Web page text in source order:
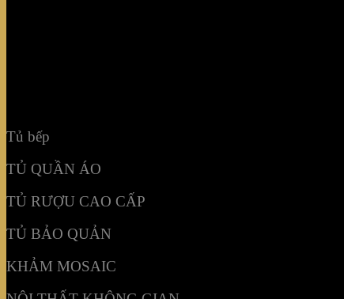
Tủ bếp
TỦ QUẦN ÁO
TỦ RƯỢU CAO CẤP
TỦ BẢO QUẢN
KHẢM MOSAIC